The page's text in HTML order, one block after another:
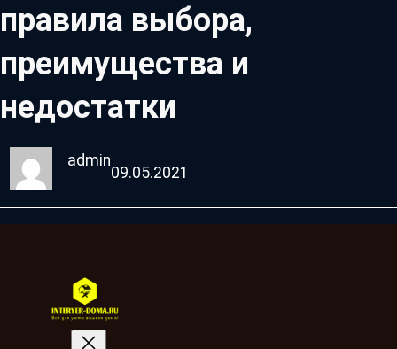
правила выбора,
преимущества и
недостатки
admin
09.05.2021